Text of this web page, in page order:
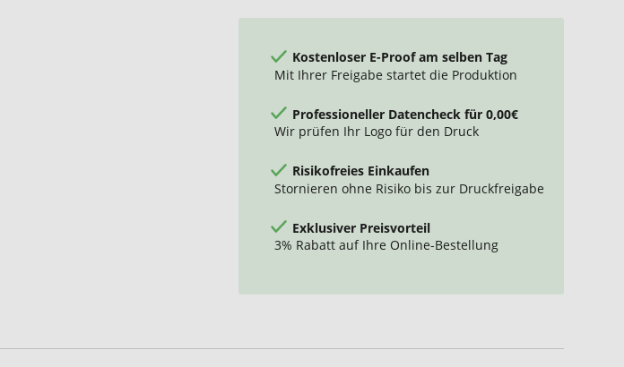
Kostenloser E-Proof am selben Tag
Mit Ihrer Freigabe startet die Produktion
Professioneller Datencheck für 0,00€
Wir prüfen Ihr Logo für den Druck
Risikofreies Einkaufen
Stornieren ohne Risiko bis zur Druckfreigabe
Exklusiver Preisvorteil
3% Rabatt auf Ihre Online-Bestellung